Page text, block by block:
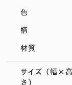
色
柄
材質
サイズ （幅×高
さ）